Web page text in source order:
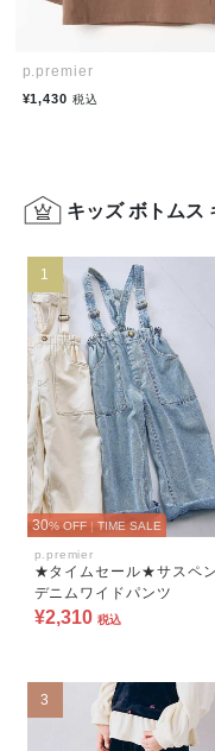
p.premier
¥1,430税込
キッズ ボトムス
1
30% OFF | TIME SALE
p.premier
★タイムセール★サスペ
デニムワイドパンツ
¥2,310 税込
3